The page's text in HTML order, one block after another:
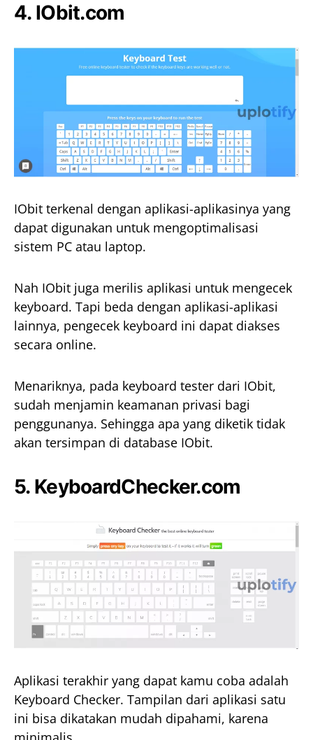
4. IObit.com
IObit terkenal dengan aplikasi-aplikasinya yang
dapat digunakan untuk mengoptimalisasi
sistem PC atau laptop.
Nah IObit juga merilis aplikasi untuk mengecek
keyboard. Tapi beda dengan aplikasi-aplikasi
lainnya, pengecek keyboard ini dapat diakses
secara online.
Menariknya, pada keyboard tester dari IObit,
sudah menjamin keamanan privasi bagi
penggunanya. Sehingga apa yang diketik tidak
akan tersimpan di database IObit.
5. KeyboardChecker.com
Aplikasi terakhir yang dapat kamu coba adalah
Keyboard Checker. Tampilan dari aplikasi satu
ini bisa dikatakan mudah dipahami, karena